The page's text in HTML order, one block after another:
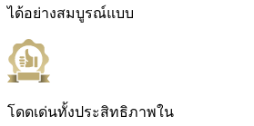
ได้อย่างสมบูรณ์แบบ
โดดเด่นทั้งประสิทธิภาพใน